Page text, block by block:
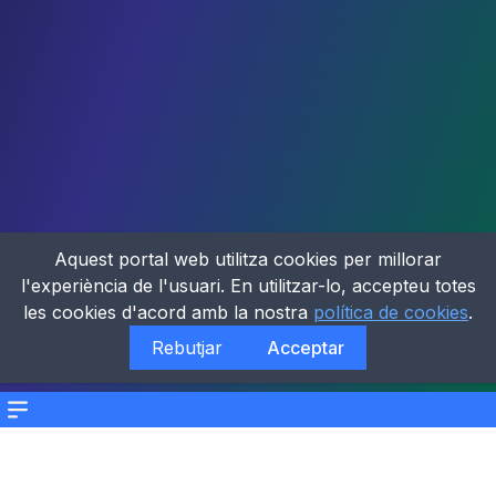
Menu
Aquest portal web utilitza cookies per millorar
l'experiència de l'usuari. En utilitzar-lo, accepteu totes
les cookies d'acord amb la nostra política de cookies.
Rebutjar
Acceptar